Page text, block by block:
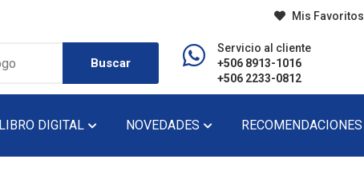
Mis Favoritos
Buscar
Servicio al cliente
+506 8913-1016
+506 2233-0812
LIBRO DIGITAL NOVEDADES RECOMENDACIONES